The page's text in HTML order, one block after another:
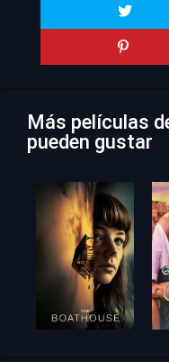
Más películas
pueden gustar